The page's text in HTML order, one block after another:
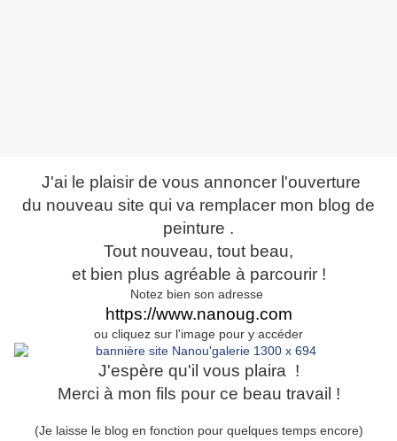
J'ai le plaisir de vous annoncer l'ouverture
du nouveau site qui va remplacer mon blog de
peinture .
Tout nouveau, tout beau,
et bien plus agréable à parcourir !
Notez bien son adresse
https://www.nanoug.com
ou cliquez sur l'image pour y accéder
J'espère qu'il vous plaira !
Merci à mon fils pour ce beau travail !
(Je laisse le blog en fonction pour quelques temps encore)